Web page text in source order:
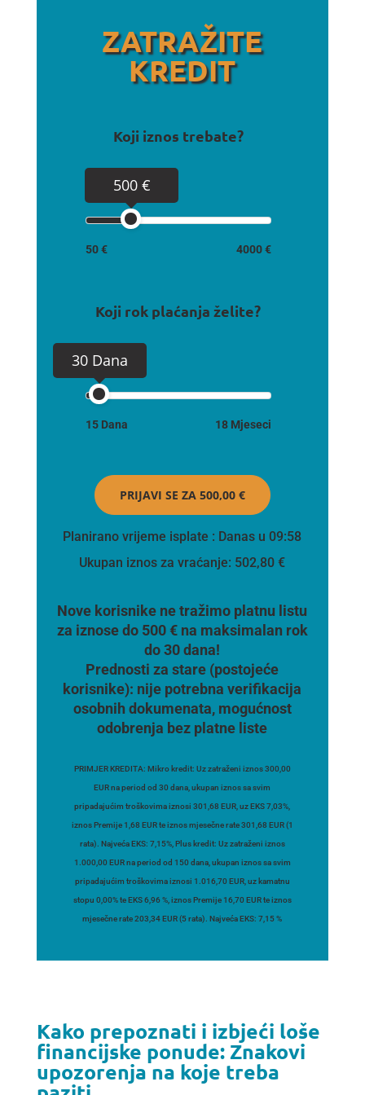
ZATRAŽITE
KREDIT
Koji iznos trebate?
500 €
50 € 4000 €
Koji rok plaćanja želite?
30 Dana
15 Dana 18 Mjeseci
PRIJAVI SE ZA 500,00 €
Planirano vrijeme isplate : Danas u 09:58
Ukupan iznos za vraćanje: 502,80 €
Nove korisnike ne tražimo platnu listu
za iznose do 500 € na maksimalan rok
do 30 dana!
Prednosti za stare (postojeće
korisnike): nije potrebna verifikacija
osobnih dokumenata, mogućnost
odobrenja bez platne liste
PRIMJER KREDITA: Mikro kredit: Uz zatraženi iznos 300,00
EUR na period od 30 dana, ukupan iznos sa svim
pripadajućim troškovima iznosi 301,68 EUR, uz EKS 7,03%,
iznos Premije 1,68 EUR te iznos mjesečne rate 301,68 EUR (1
rata). Najveća EKS: 7,15%, Plus kredit: Uz zatraženi iznos
1.000,00 EUR na period od 150 dana, ukupan iznos sa svim
pripadajućim troškovima iznosi 1.016,70 EUR, uz kamatnu
stopu 0,00% te EKS 6,96 %, iznos Premije 16,70 EUR te iznos
mjesečne rate 203,34 EUR (5 rata). Najveća EKS: 7,15 %
Kako prepoznati i izbjeći loše
financijske ponude: Znakovi
upozorenja na koje treba